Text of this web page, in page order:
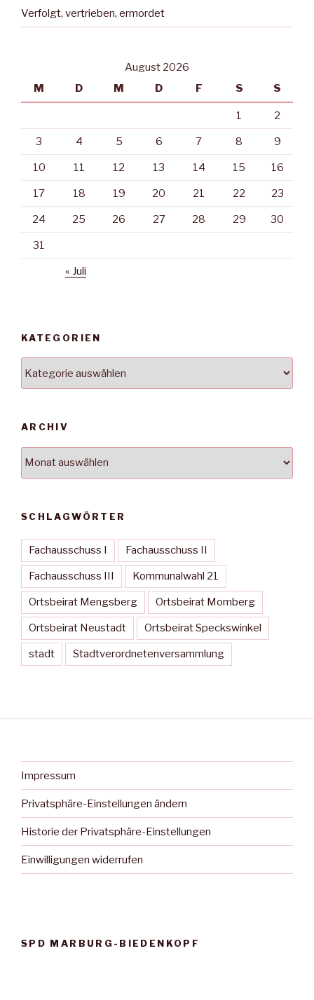
Verfolgt, vertrieben, ermordet
August 2026
M
D M D F S S
1 2
3 4 5 6 7 8 9
10 11 12 13 14 15 16
17 18 19 20 21 22 23
24 25 26 27 28 29 30
31
« Juli
KATEGORIEN
ARCHIV
SCHLAGWÖRTER
Fachausschuss I Fachausschuss II
Fachausschuss III Kommunalwahl 21
Ortsbeirat Mengsberg Ortsbeirat Momberg
Ortsbeirat Neustadt Ortsbeirat Speckswinkel
stadt Stadtverordnetenversammlung
Impressum
Privatsphäre-Einstellungen ändern
Historie der Privatsphäre-Einstellungen
Einwilligungen widerrufen
SPD MARBURG-BIEDENKOPF